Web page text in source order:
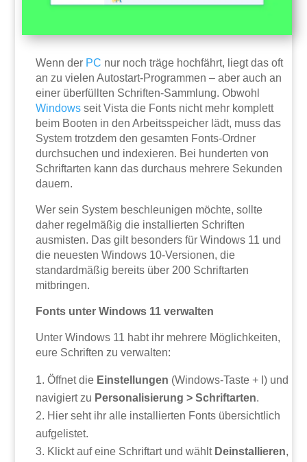
Wenn der PC nur noch träge hochfährt, liegt das oft
an zu vielen Autostart-Programmen – aber auch an
einer überfüllten Schriften-Sammlung. Obwohl
Windows seit Vista die Fonts nicht mehr komplett
beim Booten in den Arbeitsspeicher lädt, muss das
System trotzdem den gesamten Fonts-Ordner
durchsuchen und indexieren. Bei hunderten von
Schriftarten kann das durchaus mehrere Sekunden
dauern.
Wer sein System beschleunigen möchte, sollte
daher regelmäßig die installierten Schriften
ausmisten. Das gilt besonders für Windows 11 und
die neuesten Windows 10-Versionen, die
standardmäßig bereits über 200 Schriftarten
mitbringen.
Fonts unter Windows 11 verwalten
Unter Windows 11 habt ihr mehrere Möglichkeiten,
eure Schriften zu verwalten:
Öffnet die Einstellungen (Windows-Taste + I) und
navigiert zu Personalisierung > Schriftarten.
Hier seht ihr alle installierten Fonts übersichtlich
aufgelistet.
Klickt auf eine Schriftart und wählt Deinstallieren,